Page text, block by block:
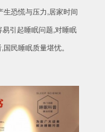
生恐慌与压力,居家时间
引起睡眠问题,对睡眠
民睡眠质量堪忧。